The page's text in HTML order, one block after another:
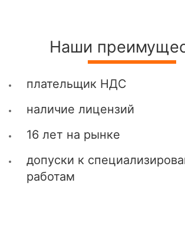
Наши
плательщик НДС
наличие лицензий
16 лет на рынке
допуски к
работам